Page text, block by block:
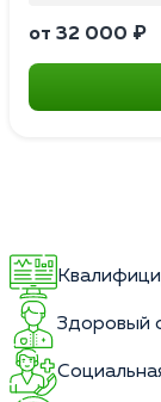
от 32 000 ₽
Здоровый